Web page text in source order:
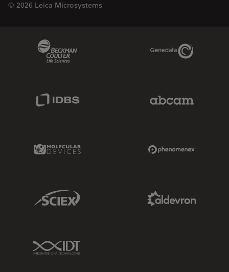
© 2026 Leica Microsystems
Genedata Link
Molecular Devices Link
Sciex Link
IDT Link